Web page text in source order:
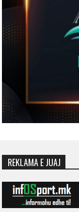
REKLAMA E JUAJ